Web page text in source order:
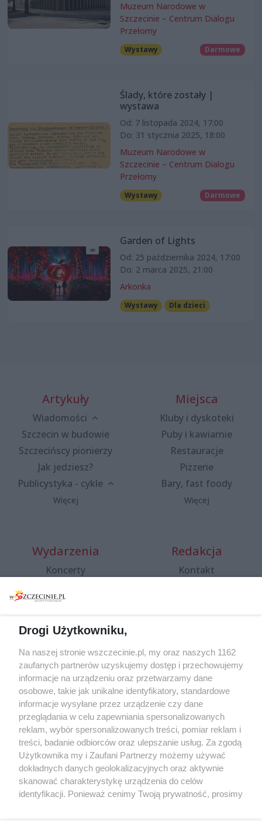
Muzeum Narodowe w
Szczecinie – Centrum Dialogu
Przełomy
Wystawy Darmowe
Ślady, które zostały |
wystawa
Od: 7 listopada 2024, 17:00
Do: 31 stycznia 2025, 18:00
Muzeum Narodowe w
Szczecinie – Centrum Dialogu
Przełomy
Wystawy Darmowe
Garden of Lights
Od: 25 października 2024, 17:00
Do: 2 marca 2025, 21:00
Arkonka
Wystawy Dla dzieci
Artykuły
Wiadomości
Szczecin w budowie
Szczecińscy pionierzy
Jak jedziesz?
Publicystyka - cykle
Więcej
Miejsca
Kluby i dyskoteki
Puby i kawiarnie
Restauracje
Pizzerie
Bary, fast foody
Więcej
Wydarzenia
Koncerty
Spacery i oprowadzania
targi
Wernisaże
Więcej
Redakcja
Kontakt
Specjalny koncert z okazji
20. urodzin portalu
wSzczecinie.pl
Regulamin konkursów
śniadaniówka "Hej
Szczecin! Jest piątek!"
Partnerzy
Praca Szczecin
Drogi Użytkowniku,
Na naszej stronie wszczecinie.pl, my oraz naszych 1162
zaufanych partnerów uzyskujemy dostęp i przechowujemy
informacje na urządzeniu oraz przetwarzamy dane
osobowe, takie jak unikalne identyfikatory, standardowe
informacje wysyłane przez urządzenie czy dane
przeglądania w celu zapewniania spersonalizowanych
reklam, wybór spersonalizowanych treści, pomiar reklam i
treści, badanie odbiorców oraz ulepszanie usług. Za zgodą
Użytkownika my i Zaufani Partnerzy możemy używać
dokładnych danych geolokalizacyjnych oraz aktywnie
skanować charakterystykę urządzenia do celów
identyfikacji. Ponieważ cenimy Twoją prywatność, prosimy